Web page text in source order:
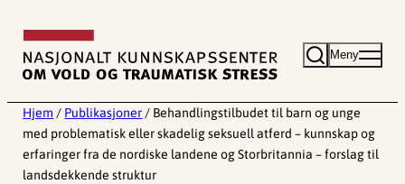
innhold
Meny
Hjem / Publikasjoner / Behandlingstilbudet til barn og unge
med problematisk eller skadelig seksuell atferd – kunnskap og
erfaringer fra de nordiske landene og Storbritannia – forslag til
landsdekkende struktur